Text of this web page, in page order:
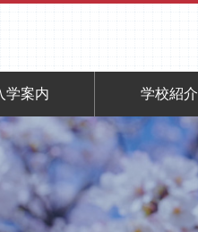
学案内 学校紹介